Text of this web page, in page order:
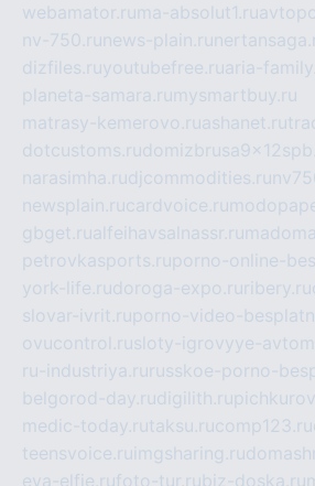
webamator.ru ma-absolut1.ru
nv-750.ru news-plain.ru
dizfiles.ruyoutubefree.ruaria-
planeta-samara.ru mysmartbuy.ru
matrasy-kemerovo.ruashanet.ru
dotcustoms.ru
narasimha.rudjcommodities.ru
newsplain.rucardvoice.ru
gbget.rualfeihavsalnassr.ru
petrovkasports.ruporno-online-
york-life.rudoroga-expo.ru ribery.ru
slovar-ivrit.ruporno-video-
ovucontrol.rusloty-igrovyye-
ru-industriya.ru russkoe-porno-
belgorod-day.rudigilith.ru
medic-today.rutaksu.rucomp123.ru
teensvoice.ru imgsharing.ru
eva-elfie.rufoto-tur.rubiz-doska.ru